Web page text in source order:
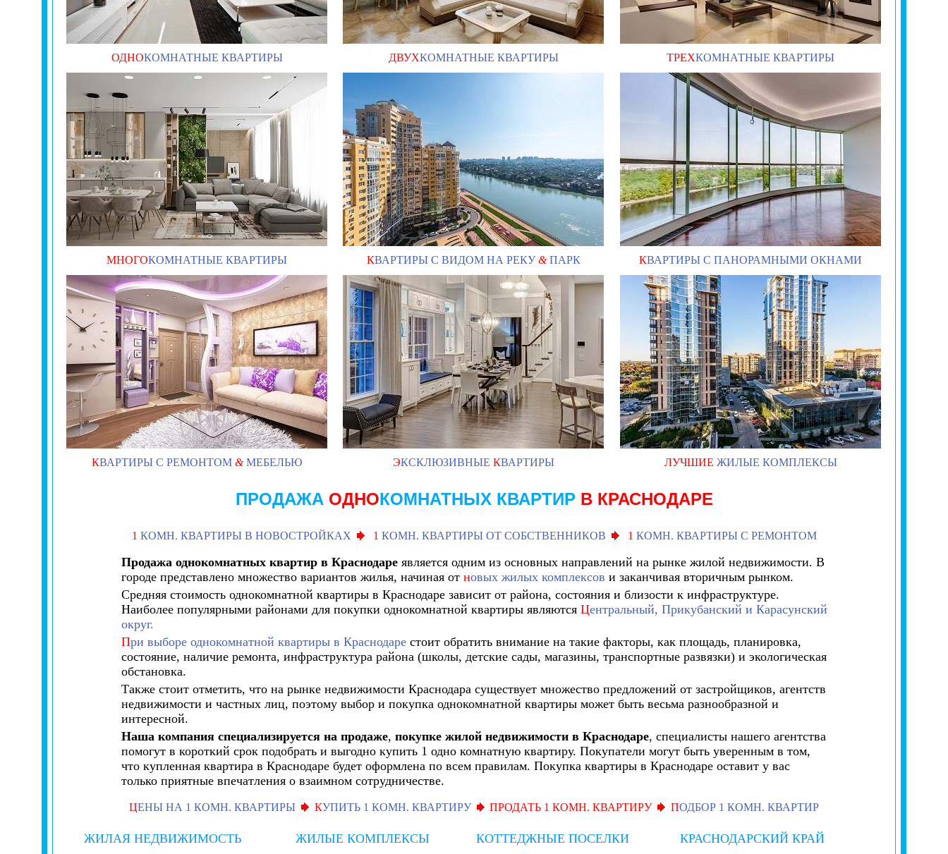
ОДНОКОМНАТНЫЕ КВАРТИРЫ ДВУХКОМНАТНЫЕ КВАРТИРЫ ТРЕХКОМНАТНЫЕ КВАРТИРЫ
МНОГОКОМНАТНЫЕ КВАРТИРЫ КВАРТИРЫ С ВИДОМ НА РЕКУ&ПАРК КВАРТИРЫ С ПАНОРАМНЫМИ ОКНАМИ
КВАРТИРЫ С РЕМОНТОМ &МЕБЕЛЬЮ ЭКСКЛЮЗИВНЫЕ КВАРТИРЫ ЛУЧШИЕ ЖИЛЫЕ КОМПЛЕКСЫ
ПРОДАЖА ОДНОКОМНАТНЫХ КВАРТИР В КРАСНОДАРЕ
1 КОМН. КВАРТИРЫ В НОВОСТРОЙКАХ 1 КОМН. КВАРТИРЫ ОТ СОБСТВЕННИКОВ 1 КОМН. КВАРТИРЫ С РЕМОНТОМ
Продажа однокомнатных квартир в Краснодареявляется одним из основных направлений на рынке жилой недвижимости. В
городе представлено множество вариантов жилья, начиная от новых жилых комплексов и заканчивая вторичным рынком.
Средняя стоимость однокомнатной квартиры в Краснодаре зависит от района, состояния и близости к инфраструктуре.
Наиболее популярными районами для покупки однокомнатной квартиры являются Центральный, Прикубанский и Карасунский
округ.
При выборе однокомнатной квартиры в Краснодарестоит обратить внимание на такие факторы, как площадь, планировка,
состояние, наличие ремонта, инфраструктура района (школы, детские сады, магазины, транспортные развязки) и экологическая
обстановка.
Также стоит отметить, что на рынке недвижимости Краснодара существует множество предложений от застройщиков, агентств
недвижимости и частных лиц, поэтому выбор и покупка однокомнатной квартиры может быть весьма разнообразной и
интересной.
Наша компания специализируется на продаже, покупке жилой недвижимости в Краснодаре, специалисты нашего агентства
помогут в короткий срок подобрать и выгодно купить 1 одно комнатную квартиру. Покупатели могут быть уверенным в том,
что купленная квартира в Краснодаре будет оформлена по всем правилам. Покупка квартиры в Краснодаре оставит у вас
только приятные впечатления о взаимном сотрудничестве.
ЦЕНЫ НА 1 КОМН. КВАРТИРЫ КУПИТЬ 1 КОМН. КВАРТИРУ ПРОДАТЬ 1 КОМН. КВАРТИРУ ПОДБОР 1 КОМН. КВАРТИР
ЖИЛАЯ НЕДВИЖИМОСТЬ
ЖИЛЫЕ КОМПЛЕКСЫ
КОТТЕДЖНЫЕ ПОСЕЛКИ
КРАСНОДАРСКИЙ КРАЙ